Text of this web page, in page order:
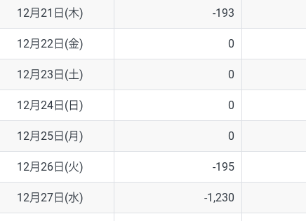
12月21日(木) -193
12月22日(金) 0
12月23日(土) 0
12月24日(日) 0
12月25日(月) 0
12月26日(火) -195
12月27日(水) -1,230